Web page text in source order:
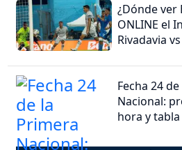
¿Dónde ver
ONLINE el
Rivadavia
Fecha 24
Nacional:
hora y